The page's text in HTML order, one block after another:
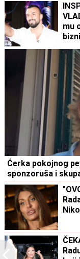
mu
Ćerka pokojnog
sponzoruša i